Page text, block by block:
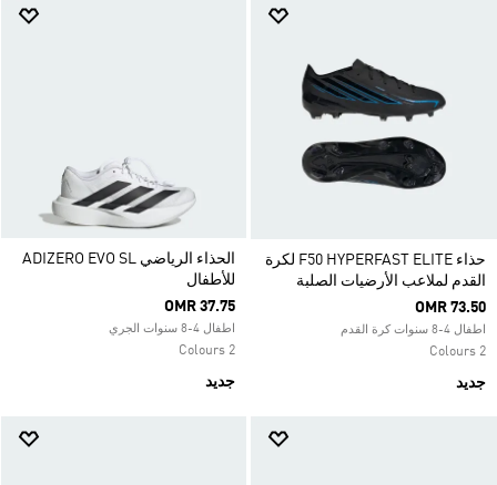
حذاء F50 HYPERFAST ELITE لكرة
القدم لملاعب الأرضيات الصلبة
OMR 73.50
اطفال 4-8 سنوات كرة القدم
2 Colours
جديد
الحذاء الرياضي ADIZERO EVO SL
للأطفال
OMR 37.75
اطفال 4-8 سنوات الجري
2 Colours
جديد